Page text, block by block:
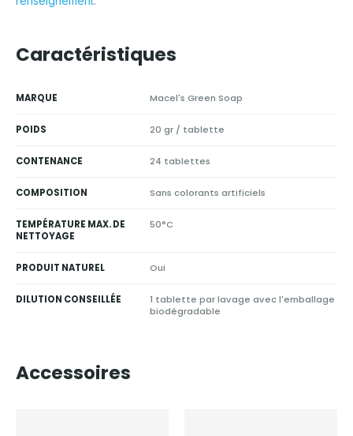
Caractéristiques
MARQUE Macel's Green Soap
POIDS 20 gr / tablette
CONTENANCE 24 tablettes
COMPOSITION Sans colorants artificiels
TEMPÉRATURE MAX. DE
NETTOYAGE
50°C
PRODUIT NATUREL Oui
DILUTION CONSEILLÉE
1 tablette par lavage avec l'emballage
biodégradable
Accessoires